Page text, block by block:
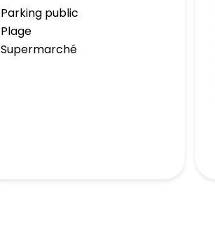
Parking public
Plage
Supermarché